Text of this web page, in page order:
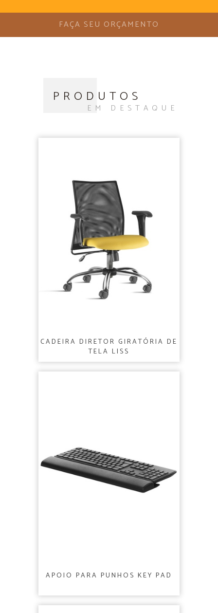
FAÇA SEU ORÇAMENTO
PRODUTOS
EM DESTAQUE
CADEIRA DIRETOR GIRATÓRIA DE
TELA LISS
APOIO PARA PUNHOS KEY PAD